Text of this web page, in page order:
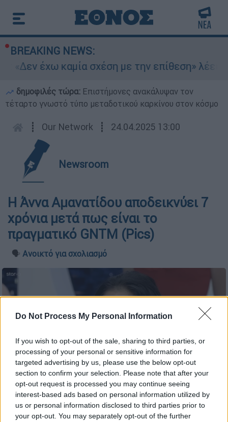
Do Not Process My Personal Information
If you wish to opt-out of the sale, sharing to third parties, or
processing of your personal or sensitive information for
targeted advertising by us, please use the below opt-out
section to confirm your selection. Please note that after your
opt-out request is processed you may continue seeing
interest-based ads based on personal information utilized by
us or personal information disclosed to third parties prior to
your opt-out. You may separately opt-out of the further
BREAKING NEWS:
«Δεν έχω καμία σχέση με την επίθεση» λέει
δημοφιλές τώρα: Επιστήμονες ανακάλυψαν τον
τέταρτο γνωστό τύπο μεταδοτικού καρκίνου στον κόσμο
┋ Our Network ┋ 24.04.2025 13:00
Newsroom
Η Άννα Αμανατίδου αποδεικνύει 7
χρόνια μετά πως είναι το
πραγματικό GNTM (Pics)
🗣️ Ανοικτό για σχολιασμό
Προσθέστε το ΕΘΝΟΣ στη Google